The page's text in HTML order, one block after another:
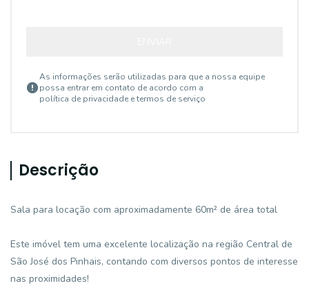
As informações serão utilizadas para que a nossa equipe
possa entrar em contato de acordo com a
política de privacidade e termos de serviço
Descrição
Sala para locação com aproximadamente 60m² de área total
Este imóvel tem uma excelente localização na região Central de
São José dos Pinhais, contando com diversos pontos de interesse
nas proximidades!